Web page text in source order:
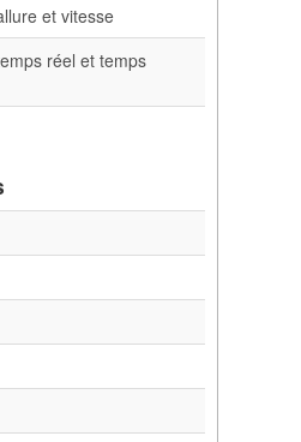
et vitesse
réel et temps